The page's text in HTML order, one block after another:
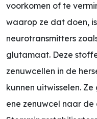
voorkomen of te
waarop ze dat doen,
neurotransmitters
glutamaat. Deze
zenuwcellen in de
kunnen uitwisselen.
ene zenuwcel naar de